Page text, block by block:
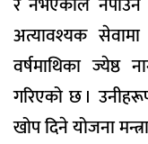
अत्यावश्यक
वर्षमाथिका ज्येष्ठ
गरिएको छ ।
खोप दिने योजना